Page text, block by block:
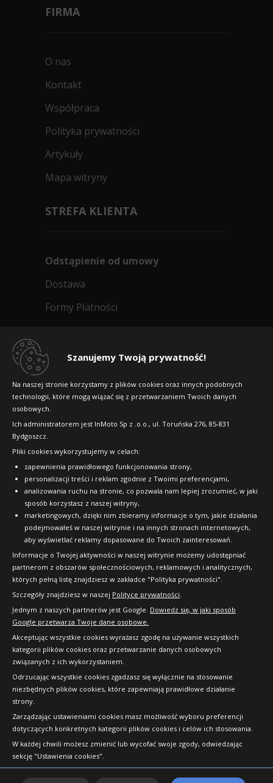
Szanujemy Twoją prywatność!
Na naszej stronie korzystamy z plików cookies oraz innych podobnych
technologii, które mogą wiązać się z przetwarzaniem Twoich danych
osobowych.
Ich administratorem jest InMoto Sp z .o.o., ul. Toruńska 276, 85-831
Bydgoszcz.
Pliki cookies wykorzystujemy w celach:
zapewnienia prawidłowego funkcjonowania strony,
personalizacji treści i reklam zgodnie z Twoimi preferencjami,
analizowania ruchu na stronie, co pozwala nam lepiej zrozumieć, w jaki
sposób korzystasz z naszej witryny,
marketingowych, dzięki nim zbieramy informacje o tym, jakie działania
podejmowałeś w naszej witrynie i na innych stronach internetowych,
aby wyświetlać reklamy dopasowane do Twoich zainteresowań.
Informacje o Twojej aktywności w naszej witrynie możemy udostępniać
partnerom z obszarów społecznościowych, reklamowych i analitycznych,
których pełną listę znajdziesz w zakładce "Polityka prywatności".
Szczegóły znajdziesz w naszej Polityce prywatności.
Jednym z naszych partnerów jest Google. Dowiedz się, w jaki sposób
Google przetwarza Twoje dane osobowe.
Akceptując wszystkie cookies wyrażasz zgodę na używanie wszystkich
kategorii plików cookies oraz przetwarzanie danych osobowych
związanych z ich wykorzystaniem.
Odrzucając wszystkie cookies zgadzasz się wyłącznie na stosowanie
niezbędnych plików cookies, które zapewniają prawidłowe działanie
strony.
Zarządzając ustawieniami cookies masz możliwość wyboru preferencji
dotyczących konkretnych kategorii plików cookies i celów ich stosowania.
W każdej chwili możesz zmienić lub wycofać swoje zgody, odwiedzając
sekcję "Ustawienia cookies".
FIRMA
O nas
Kontakt
Współpraca
Polityka prywatności
Artykuły
Mapa witryny
STREFA KLIENTA
Odstąpienie od umowy
Dostawa
Formy Płatności
Dlaczego warto kupić w 24opony.pl
Raty
FAQ
OFICJALNY PARTNER
Copyright © 2010-2026 24opony.pl. Wszelkie
prawa zastrzeżone.